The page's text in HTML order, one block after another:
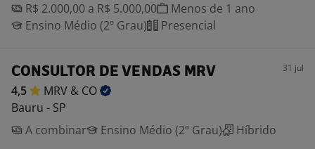
R$ 2.000,00 a R$ 5.000,00
Menos de 1 ano
Ensino Médio (2º Grau)
Presencial
CONSULTOR DE VENDAS MRV 31 jul
4,5 MRV & CO
Bauru - SP
A combinar
Ensino Médio (2º Grau) Híbrido